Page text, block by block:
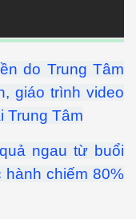
do Trung Tâm
giáo trình video
Trung Tâm
ngau từ buổi
hành chiếm 80%